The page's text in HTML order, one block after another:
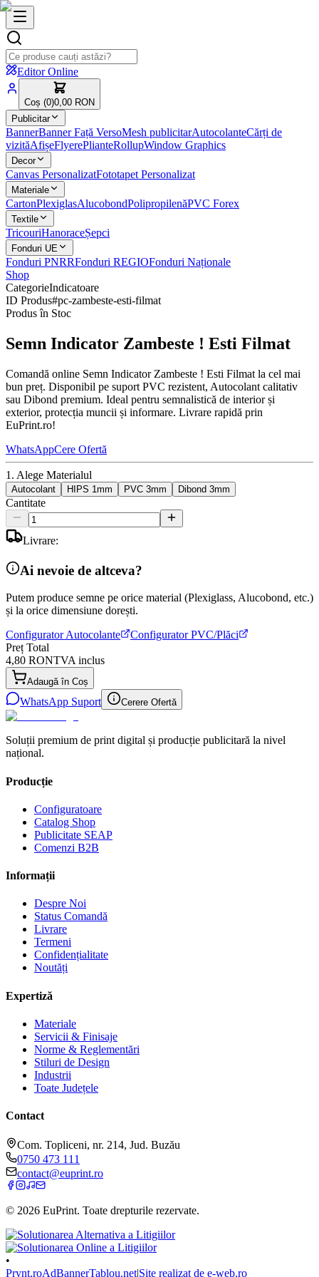
Editor Online
Coș (0)0,00 RON
Publicitar
BannerBanner Față VersoMesh publicitarAutocolanteCărți de
vizităAfișeFlyerePlianteRollupWindow Graphics
Decor
Canvas PersonalizatFototapet Personalizat
Materiale
CartonPlexiglasAlucobondPolipropilenăPVC Forex
Textile
TricouriHanoraceȘepci
Fonduri UE
Fonduri PNRRFonduri REGIOFonduri Naționale
Shop
CategorieIndicatoare
ID Produs#pc-zambeste-esti-filmat
Produs în Stoc
Semn Indicator Zambeste ! Esti Filmat
Comandă online Semn Indicator Zambeste ! Esti Filmat la cel mai
bun preț. Disponibil pe suport PVC rezistent, Autocolant calitativ
sau Dibond premium. Ideal pentru semnalistică de interior și
exterior, protecția muncii și informare. Livrare rapidă prin
EuPrint.ro!
WhatsAppCere Ofertă
1. Alege Materialul
Autocolant HIPS 1mm PVC 3mm Dibond 3mm
Cantitate
Livrare:
Ai nevoie de altceva?
Putem produce semne pe orice material (Plexiglass, Alucobond, etc.)
și la orice dimensiune dorești.
Configurator Autocolante
Configurator PVC/Plăci
Preț Total
4,80 RONTVA inclus
Adaugă în Coș
WhatsApp Suport Cerere Ofertă
Soluții premium de print digital și producție publicitară la nivel
național.
Producție
Configuratoare
Catalog Shop
Publicitate SEAP
Comenzi B2B
Informații
Despre Noi
Status Comandă
Livrare
Termeni
Confidențialitate
Noutăți
Expertiză
Materiale
Servicii & Finisaje
Norme & Reglementări
Stiluri de Design
Industrii
Toate Județele
Contact
Com. Topliceni, nr. 214, Jud. Buzău
0750 473 111
contact@euprint.ro
© 2026 EuPrint. Toate drepturile rezervate.
•
Prynt.roAdBannerTablou.net|Site realizat de e-web.ro